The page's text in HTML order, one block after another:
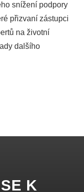
snížení podpory
přizvaní zástupci
na životní
dalšího
K